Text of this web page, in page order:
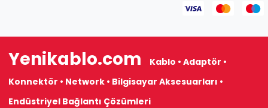
Yenikablo.com
Kablo • Adaptör •
Konnektör • Network • Bilgisayar Aksesuarları •
Endüstriyel Bağlantı Çözümleri